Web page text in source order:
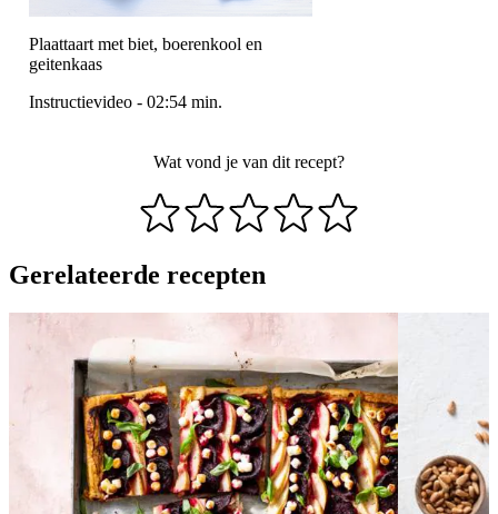
Plaattaart met biet, boerenkool en
geitenkaas
Instructievideo - 02:54 min.
Wat vond je van dit recept?
Gerelateerde recepten